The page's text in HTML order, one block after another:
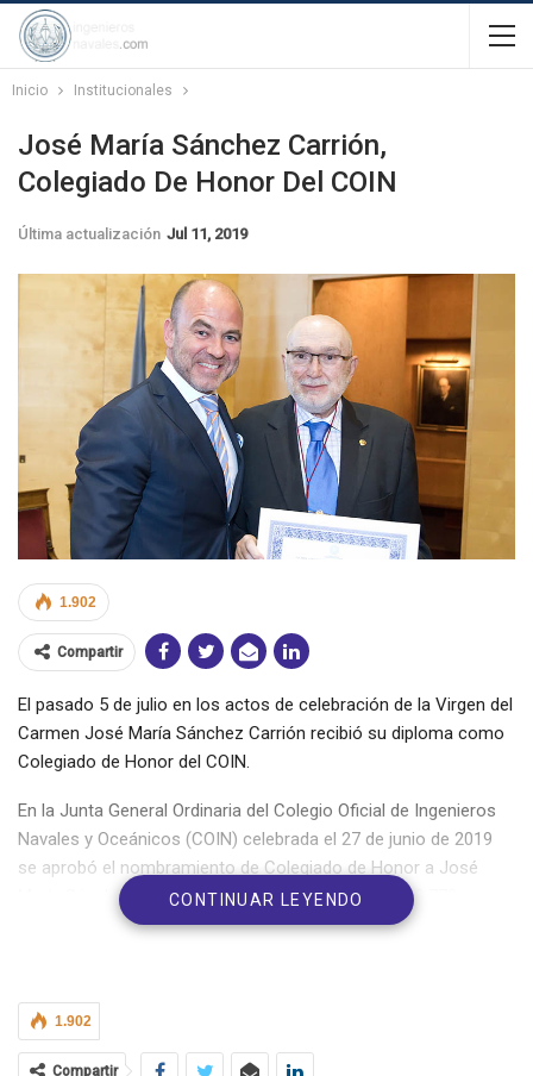
Inicio Institucionales
José María Sánchez Carrión,
Colegiado De Honor Del COIN
Última actualización Jul 11, 2019
1.902
Compartir
El pasado 5 de julio en los actos de celebración de la Virgen del
Carmen José María Sánchez Carrión recibió su diploma como
Colegiado de Honor del COIN.
En la Junta General Ordinaria del Colegio Oficial de Ingenieros
Navales y Oceánicos (COIN) celebrada el 27 de junio de 2019
se aprobó el nombramiento de Colegiado de Honor a José
María Sánchez Carrión, ingeniero naval colegiado nº 770.
Superior de Ingenieros Navales en 1969 y desde 2009 Doctor
Ingeniero naval por la Universidad Politécnica de Madrid.
CONTINUAR LEYENDO
1.902
Compartir